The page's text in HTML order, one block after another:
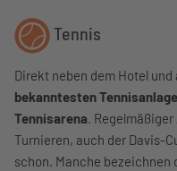
Tennis
Direkt neben dem Hotel
bekanntesten
Tennisarena.
Turnieren, auch der Davis-
schon. Manche